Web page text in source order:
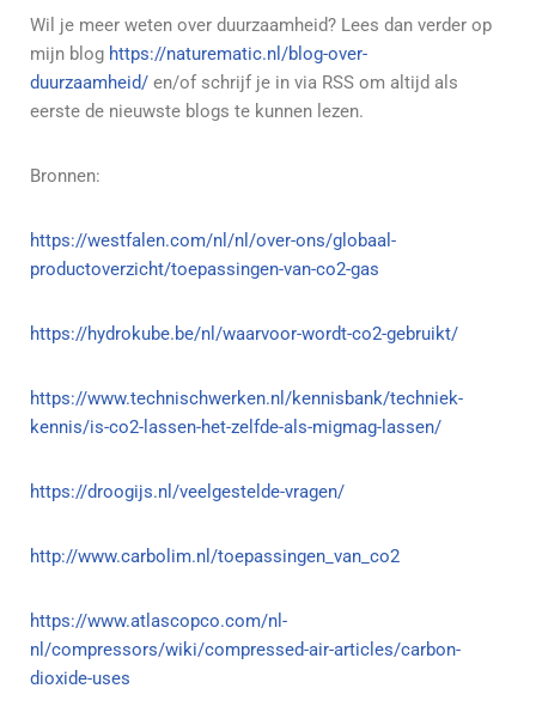
Wil je meer weten over duurzaamheid? Lees dan verder op
mijn blog https://naturematic.nl/blog-over-
duurzaamheid/ en/of schrijf je in via RSS om altijd als
eerste de nieuwste blogs te kunnen lezen.
Bronnen:
https://westfalen.com/nl/nl/over-ons/globaal-
productoverzicht/toepassingen-van-co2-gas
https://hydrokube.be/nl/waarvoor-wordt-co2-gebruikt/
https://www.technischwerken.nl/kennisbank/techniek-
kennis/is-co2-lassen-het-zelfde-als-migmag-lassen/
https://droogijs.nl/veelgestelde-vragen/
http://www.carbolim.nl/toepassingen_van_co2
https://www.atlascopco.com/nl-
nl/compressors/wiki/compressed-air-articles/carbon-
dioxide-uses